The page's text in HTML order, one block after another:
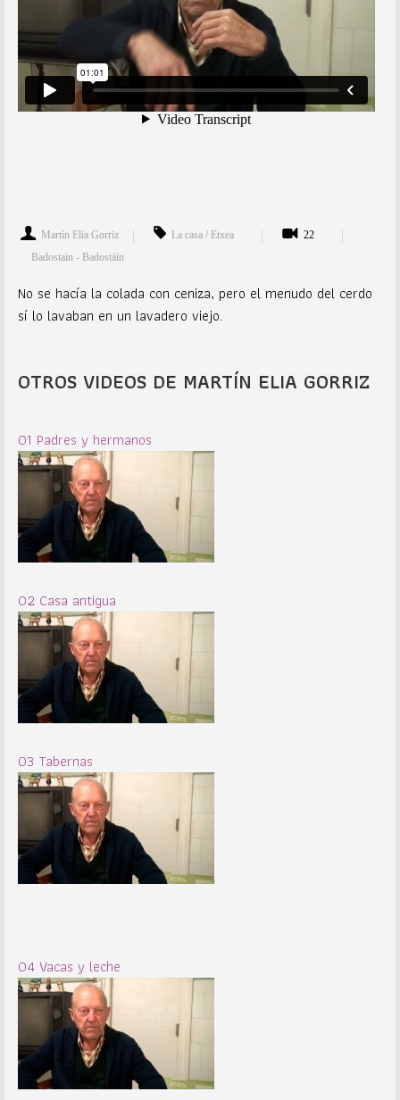
Martín Elia Gorriz La casa / Etxea
22
Badostain - Badostáin
No se hacía la colada con ceniza, pero el menudo del cerdo
sí lo lavaban en un lavadero viejo.
OTROS VIDEOS DE MARTÍN ELIA GORRIZ
01 Padres y hermanos
02 Casa antigua
03 Tabernas
04 Vacas y leche